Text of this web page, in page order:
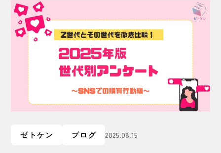
ゼトケン ブログ 2025.08.15